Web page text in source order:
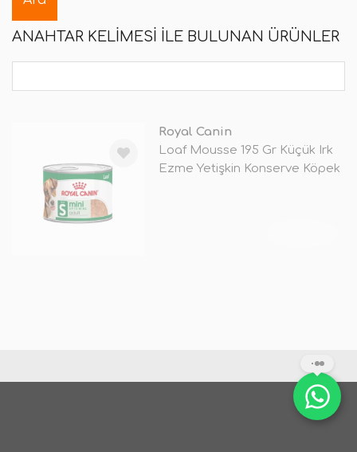
ANAHTAR KELIMESI ILE BULUNAN ÜRÜNLER
Royal Canin
Loaf Mousse 195 Gr Küçük Irk
Ezme Yetişkin Konserve Köpek